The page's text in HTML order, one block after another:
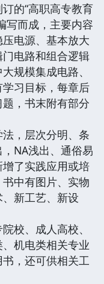
的“高职高专教育
写而成，主要内容
电源、基本放大
电路和组合逻辑
规模集成电路、
习目标，每章后
，书末附有部分
法，层次分明、条
NA浅出、通俗易
了实践应用或培
中有图片、实物
新工艺、新设
校、成人高校、
机电类相关专业
，还可供相关工